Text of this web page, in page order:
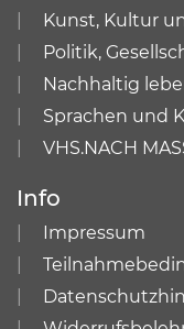
Kunst, Kultur
Politik,
Nachhaltig
Sprachen und
VHS.NACH
Info
Impressum